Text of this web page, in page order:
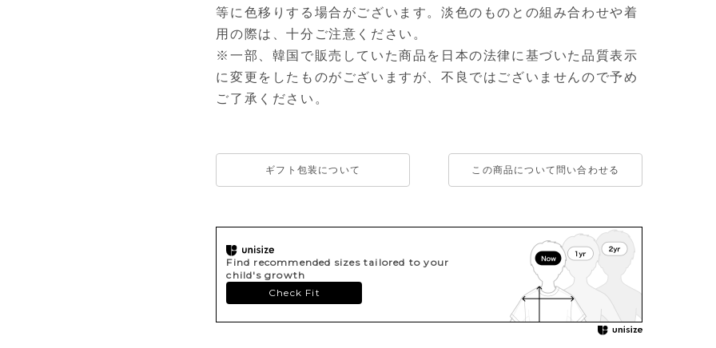
等に色移りする場合がございます。淡色のものとの組み合わせや着
用の際は、十分ご注意ください。
※一部、韓国で販売していた商品を日本の法律に基づいた品質表示
に変更をしたものがございますが、不良ではございませんので予め
ご了承ください。
ギフト包装について この商品について問い合わせる
Find recommended sizes tailored to your
child's growth
Check Fit